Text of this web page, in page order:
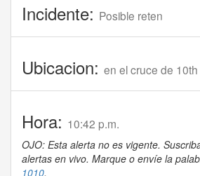
Incidente: Posible reten
Ubicacion: en el cruce de
Hora: 10:42 p.m.
OJO: Esta alerta no es vigente.
alertas en vivo. Marque o envíe la
1010.